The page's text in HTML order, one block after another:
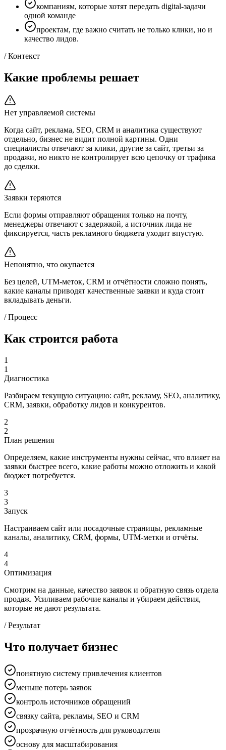
компаниям, которые хотят передать digital-задачи
одной команде
проектам, где важно считать не только клики, но и
качество лидов.
/ Контекст
Какие проблемы решает
Нет управляемой системы
Когда сайт, реклама, SEO, CRM и аналитика существуют
отдельно, бизнес не видит полной картины. Одни
специалисты отвечают за клики, другие за сайт, третьи за
продажи, но никто не контролирует всю цепочку от трафика
до сделки.
Заявки теряются
Если формы отправляют обращения только на почту,
менеджеры отвечают с задержкой, а источник лида не
фиксируется, часть рекламного бюджета уходит впустую.
Непонятно, что окупается
Без целей, UTM-меток, CRM и отчётности сложно понять,
какие каналы приводят качественные заявки и куда стоит
вкладывать деньги.
/ Процесс
Как строится работа
1
1
Диагностика
Разбираем текущую ситуацию: сайт, рекламу, SEO, аналитику,
CRM, заявки, обработку лидов и конкурентов.
2
2
План решения
Определяем, какие инструменты нужны сейчас, что влияет на
заявки быстрее всего, какие работы можно отложить и какой
бюджет потребуется.
3
3
Запуск
Настраиваем сайт или посадочные страницы, рекламные
каналы, аналитику, CRM, формы, UTM-метки и отчёты.
4
4
Оптимизация
Смотрим на данные, качество заявок и обратную связь отдела
продаж. Усиливаем рабочие каналы и убираем действия,
которые не дают результата.
/ Результат
Что получает бизнес
понятную систему привлечения клиентов
меньше потерь заявок
контроль источников обращений
связку сайта, рекламы, SEO и CRM
прозрачную отчётность для руководителя
основу для масштабирования